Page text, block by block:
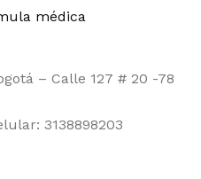
médica
– Calle 127 # 20 -78
3138898203